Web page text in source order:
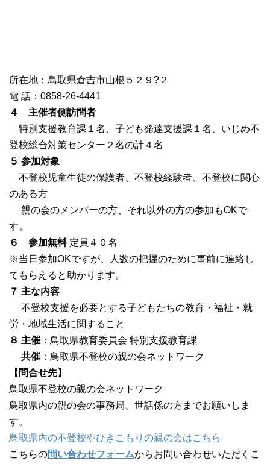
所在地：鳥取県倉吉市山根５２９?２
電 話：0858-26-4441
４ 主催者側訪問者
特別支援教育課１名、子ども発達支援課１名、いじめ不
登校総合対策センター２名の計４名
５ 参加対象
不登校児童生徒の保護者、不登校経験者、不登校に関心
のある方
親の会のメンバーの方、それ以外の方の参加もOKで
す。
６ 参加無料定員４０名
※当日参加OKですが、人数の把握のために事前に連絡し
てもらえると助かります。
７ 主な内容
不登校支援を必要とする子どもたちの教育・福祉・就
労・地域生活に関すること
８ 主催 ：鳥取県教育委員会 特別支援教育課
共催 ：鳥取県不登校の親の会ネットワーク
【問合せ先】
鳥取県不登校の親の会ネットワーク
鳥取県内の親の会の事務局、世話係の方までお願いしま
す。
鳥取県内の不登校やひきこもりの親の会はこちら
こちらの問い合わせフォームからお問い合わせいただくこ